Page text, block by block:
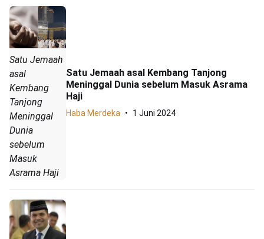
Satu Jemaah
asal
Kembang
Tanjong
Meninggal
Dunia
sebelum
Masuk
Asrama Haji
Satu Jemaah asal Kembang Tanjong
Meninggal Dunia sebelum Masuk Asrama
Haji
Haba Merdeka 1 Juni 2024